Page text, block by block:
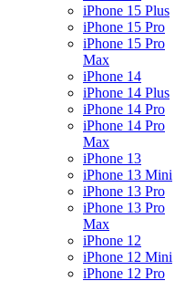
iPhone 15 Plus
iPhone 15 Pro
iPhone 15 Pro
Max
iPhone 14
iPhone 14 Plus
iPhone 14 Pro
iPhone 14 Pro
Max
iPhone 13
iPhone 13 Mini
iPhone 13 Pro
iPhone 13 Pro
Max
iPhone 12
iPhone 12 Mini
iPhone 12 Pro